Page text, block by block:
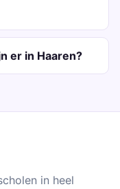
er in Haaren?
in heel